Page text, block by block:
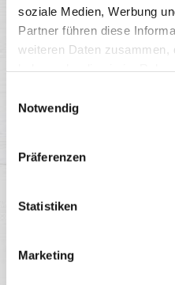
soziale Medien, Werbung
Partner führen diese
weiteren Daten zusammen,
Notwendig
Präferenzen
Statistiken
Marketing
Alle Preise in €. Alle Preise inkl.
Grammaturen oder
Produkten abweichen. Wir liefern
** Informationen zu möglichen
Hersteller finden Sie unter
1 - mit Farbstoffen 2 - mit
Antioxidationsmittel 4 - mit
Zuckerart/en und Süßungsmittel/
zur Angabe 13 - enthält eine